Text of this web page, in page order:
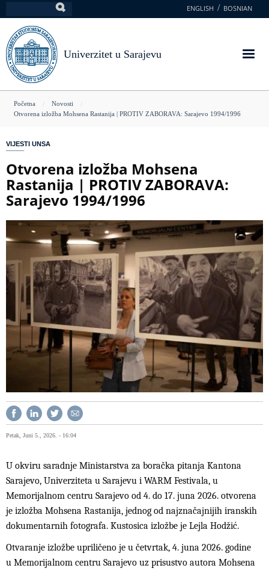
na
glavni
sadržaj
ENGLISH BOSNIAN
Univerzitet u Sarajevu
You
here
Početna
Novosti
Otvorena izložba Mohsena Rastanija | PROTIV ZABORAVA: Sarajevo 1994/1996
VIJESTI UNSA
Otvorena izložba Mohsena
Rastanija | PROTIV ZABORAVA:
Sarajevo 1994/1996
Petak, Juni 5., 2026. - 16:04
U okviru saradnje Ministarstva za boračka pitanja Kantona
Sarajevo, Univerziteta u Sarajevu i WARM Festivala, u
Memorijalnom centru Sarajevo od 4. do 17. juna 2026. otvorena
je izložba Mohsena Rastanija, jednog od najznačajnijih iranskih
dokumentarnih fotografa. Kustosica izložbe je Lejla Hodžić.
Otvaranje izložbe upriličeno je u četvrtak, 4. juna 2026. godine
u Memorijalnom centru Sarajevo uz prisustvo autora Mohsena